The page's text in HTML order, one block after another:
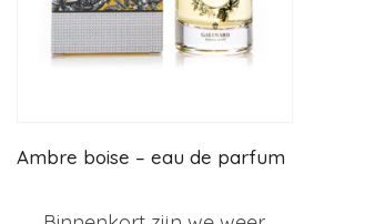
Ambre boise – eau de parfum